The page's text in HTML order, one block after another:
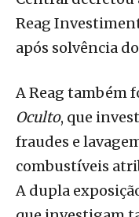
Reag
após solvência
A Reag também
Oculto, que
fraudes e
combustíveis
A dupla